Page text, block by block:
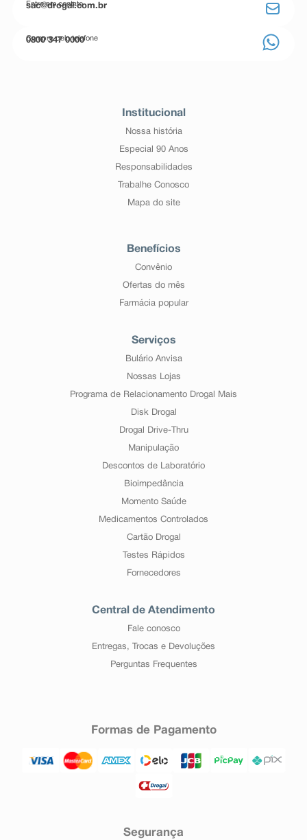
Entre em contato
sac@drogal.com.br
Compre pelo telefone
0800 347 0000
Institucional
Nossa história
Especial 90 Anos
Responsabilidades
Trabalhe Conosco
Mapa do site
Benefícios
Convênio
Ofertas do mês
Farmácia popular
Serviços
Bulário Anvisa
Nossas Lojas
Programa de Relacionamento Drogal Mais
Disk Drogal
Drogal Drive-Thru
Manipulação
Descontos de Laboratório
Bioimpedância
Momento Saúde
Medicamentos Controlados
Cartão Drogal
Testes Rápidos
Fornecedores
Central de Atendimento
Fale conosco
Entregas, Trocas e Devoluções
Perguntas Frequentes
Formas de Pagamento
Segurança